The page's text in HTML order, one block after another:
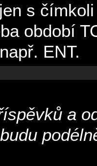
s
období
ENT.
a